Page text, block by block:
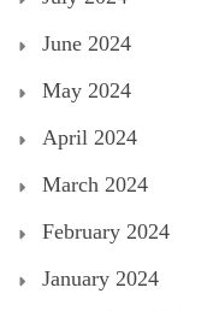
June 2024
May 2024
April 2024
March 2024
February 2024
January 2024